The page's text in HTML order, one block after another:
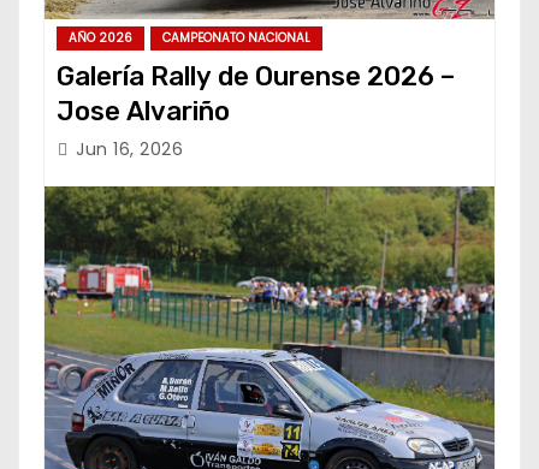
AÑO 2026 CAMPEONATO NACIONAL
Galería Rally de Ourense 2026 –
Jose Alvariño
Jun 16, 2026